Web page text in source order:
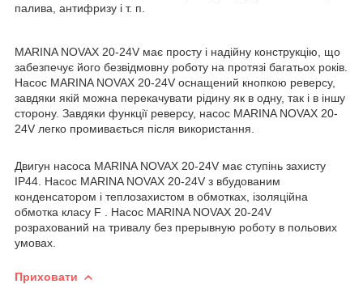
палива, антифризу і т. п.
MARINA NOVAX 20-24V має просту і надійну конструкцію, що
забезпечує його безвідмовну роботу на протязі багатьох років.
Насос MARINA NOVAX 20-24V оснащений кнопкою реверсу,
завдяки якій можна перекачувати рідину як в одну, так і в іншу
сторону. Завдяки функції реверсу, насос MARINA NOVAX 20-
24V легко промивається після використання.
Двигун насоса MARINA NOVAX 20-24V має ступінь захисту
IP44. Насос MARINA NOVAX 20-24V з вбудованим
конденсатором і теплозахистом в обмотках, ізоляційна
обмотка класу F . Насос MARINA NOVAX 20-24V
розрахований на тривалу без прерывную роботу в польових
умовах.
Приховати